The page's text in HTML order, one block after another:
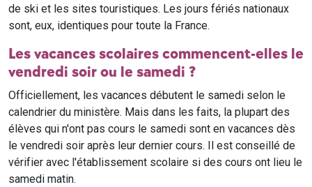
de ski et les sites touristiques. Les jours fériés nationaux
sont, eux, identiques pour toute la France.
Les vacances scolaires commencent-elles le
vendredi soir ou le samedi ?
Officiellement, les vacances débutent le samedi selon le
calendrier du ministère. Mais dans les faits, la plupart des
élèves qui n'ont pas cours le samedi sont en vacances dès
le vendredi soir après leur dernier cours. Il est conseillé de
vérifier avec l'établissement scolaire si des cours ont lieu le
samedi matin.